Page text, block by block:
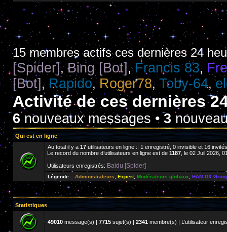
15 membres actifs ces dernières 24
[Spider],Bing [Bot],Francis 83,
[Bot], Rapido, Roger78,Toby-64,
Activité de ces dernières
6nouveaux messages • 3
Qui est en ligne
Au total il y a 17 utilisateurs en ligne :: 1 enregistré, 0 invisible et 16
Le record du nombre d’utilisateurs en ligne est de 1187 , le 02 Juil 2026,
Utilisateurs enregistrés: Baidu [Spider]
Légende :: Administrateurs Expert, Modérateurs globaux HAM DX
Statistiques
49010 message(s) | 7715 sujet(s) | 2341 membre(s) | L’utilisateur